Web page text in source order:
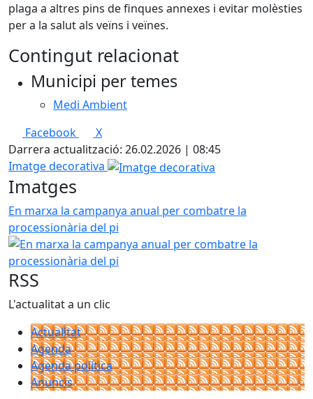
plaga a altres pins de finques annexes i evitar molèsties
per a la salut als veïns i veïnes.
Contingut relacionat
Municipi per temes
Medi Ambient
Facebook
X
Darrera actualització: 26.02.2026 | 08:45
Imatge decorativa
Imatges
En marxa la campanya anual per combatre la
processionària del pi
RSS
L'actualitat a un clic
Actualitat
Agenda
Agenda política
Anuncis